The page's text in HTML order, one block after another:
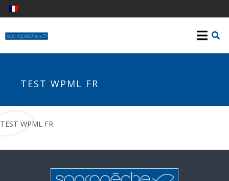
TEST WPML FR
TEST WPML FR